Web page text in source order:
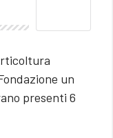
un
presenti 6